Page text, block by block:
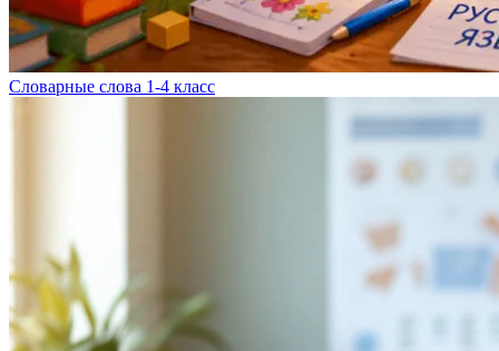
Словарные слова 1-4 класс